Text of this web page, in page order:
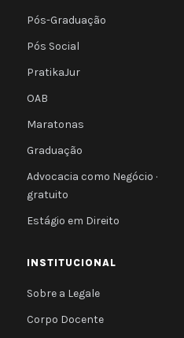
Pós-Graduação
Pós Social
PratikaJur
OAB
Maratonas
Graduação
Advocacia como Negócio ·
gratuito
Estágio em Direito
INSTITUCIONAL
Sobre a Legale
Corpo Docente